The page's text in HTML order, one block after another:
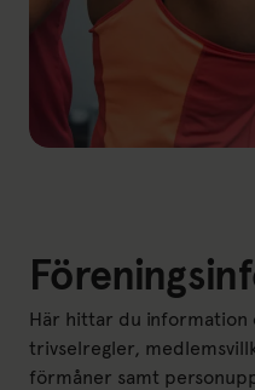
Här hittar du information
trivselregler,
förmåner samt